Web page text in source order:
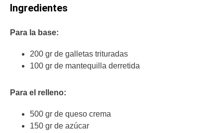
Ingredientes
Para la base:
200 gr de galletas trituradas
100 gr de mantequilla derretida
Para el relleno:
500 gr de queso crema
150 gr de azúcar